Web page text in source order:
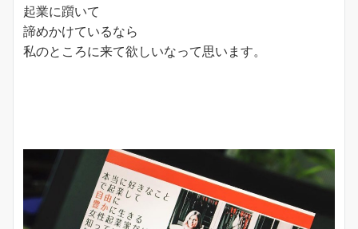
起業に躓いて
諦めかけているなら
私のところに来て欲しいなって思います。